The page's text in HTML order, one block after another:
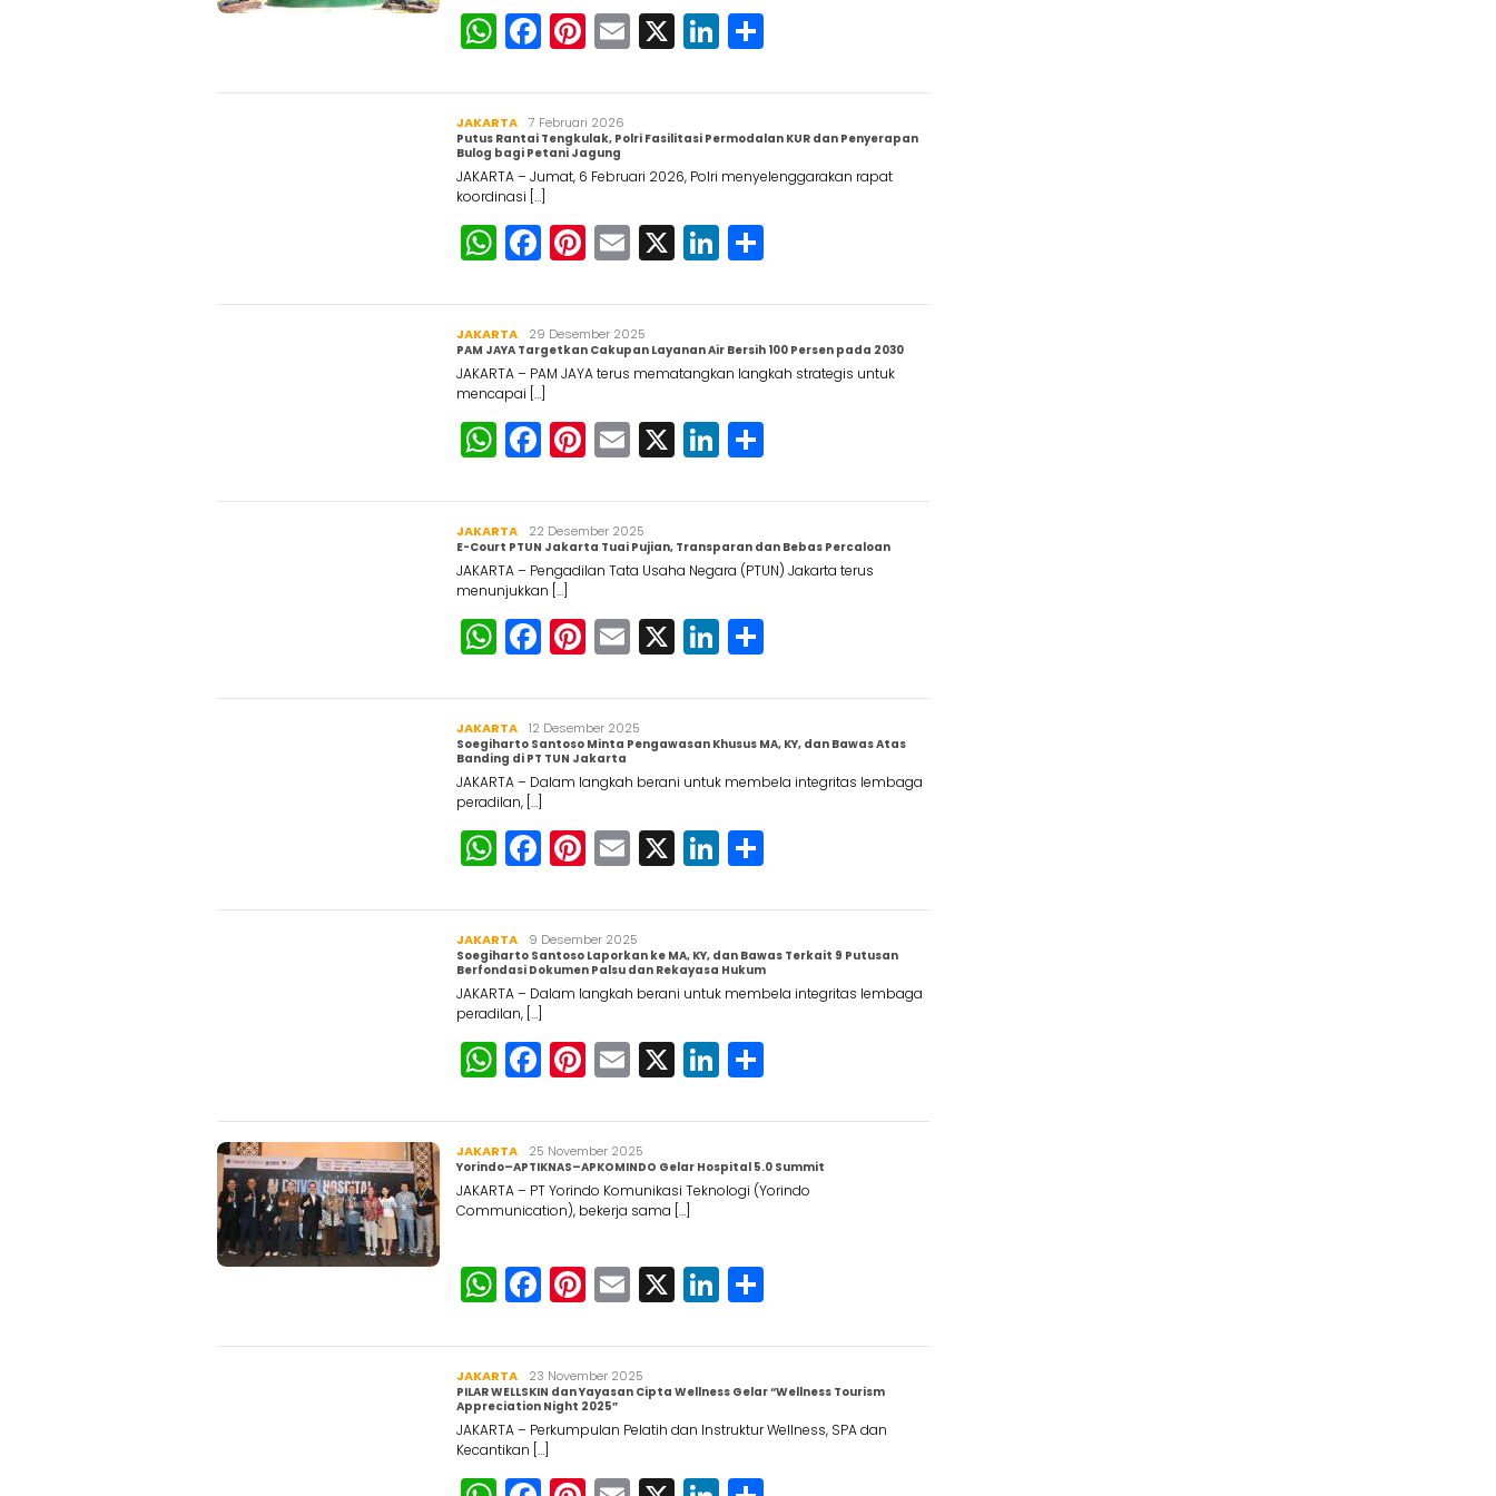
WhatsApp
Facebook
Pinterest
Email
X LinkedIn
JAKARTA Redaksi
7 Februari 2026
Putus Rantai Tengkulak, Polri Fasilitasi Permodalan KUR dan Penyerapan
Bulog bagi Petani Jagung
JAKARTA – Jumat, 6 Februari 2026, Polri menyelenggarakan rapat
koordinasi […]
WhatsApp
Facebook
Pinterest
Email
X LinkedIn
JAKARTA Maruli
Simanjuntak
29 Desember 2025
PAM JAYA Targetkan Cakupan Layanan Air Bersih 100 Persen pada 2030
JAKARTA – PAM JAYA terus mematangkan langkah strategis untuk
mencapai […]
WhatsApp
Facebook
Pinterest
Email
X LinkedIn
JAKARTA Maruli
Simanjuntak
22 Desember 2025
E-Court PTUN Jakarta Tuai Pujian, Transparan dan Bebas Percaloan
JAKARTA – Pengadilan Tata Usaha Negara (PTUN) Jakarta terus
menunjukkan […]
WhatsApp
Facebook
Pinterest
Email
X LinkedIn
JAKARTA Maruli
Simanjuntak
12 Desember 2025
Soegiharto Santoso Minta Pengawasan Khusus MA, KY, dan Bawas Atas
Banding di PT TUN Jakarta
JAKARTA – Dalam langkah berani untuk membela integritas lembaga
peradilan, […]
WhatsApp
Facebook
Pinterest
Email
X LinkedIn
JAKARTA Maruli
Simanjuntak
9 Desember 2025
Soegiharto Santoso Laporkan ke MA, KY, dan Bawas Terkait 9 Putusan
Berfondasi Dokumen Palsu dan Rekayasa Hukum
JAKARTA – Dalam langkah berani untuk membela integritas lembaga
peradilan, […]
WhatsApp
Facebook
Pinterest
Email
X LinkedIn
JAKARTA Maruli
Simanjuntak
25 November 2025
Yorindo–APTIKNAS–APKOMINDO Gelar Hospital 5.0 Summit
JAKARTA – PT Yorindo Komunikasi Teknologi (Yorindo
Communication), bekerja sama […]
WhatsApp
Facebook
Pinterest
Email
X LinkedIn
JAKARTA Maruli
Simanjuntak
23 November 2025
PILAR WELLSKIN dan Yayasan Cipta Wellness Gelar “Wellness Tourism
Appreciation Night 2025”
JAKARTA – Perkumpulan Pelatih dan Instruktur Wellness, SPA dan
Kecantikan […]